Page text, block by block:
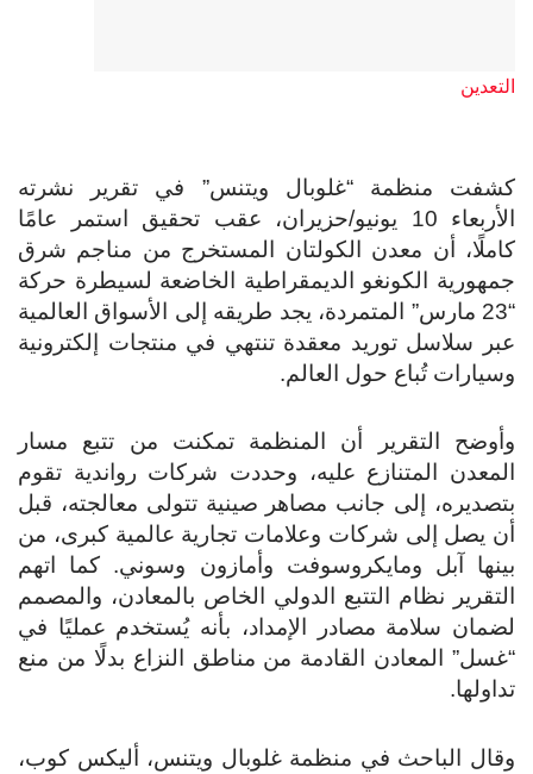
التعدين
كشفت منظمة “غلوبال ويتنس” في تقرير نشرته
الأربعاء 10 يونيو/حزيران، عقب تحقيق استمر عامًا
كاملًا، أن معدن الكولتان المستخرج من مناجم شرق
جمهورية الكونغو الديمقراطية الخاضعة لسيطرة حركة
“23 مارس” المتمردة، يجد طريقه إلى الأسواق العالمية
عبر سلاسل توريد معقدة تنتهي في منتجات إلكترونية
وسيارات تُباع حول العالم.
وأوضح التقرير أن المنظمة تمكنت من تتبع مسار
المعدن المتنازع عليه، وحددت شركات رواندية تقوم
بتصديره، إلى جانب مصاهر صينية تتولى معالجته، قبل
أن يصل إلى شركات وعلامات تجارية عالمية كبرى، من
بينها آبل ومايكروسوفت وأمازون وسوني. كما اتهم
التقرير نظام التتبع الدولي الخاص بالمعادن، والمصمم
لضمان سلامة مصادر الإمداد، بأنه يُستخدم عمليًا في
“غسل” المعادن القادمة من مناطق النزاع بدلًا من منع
تداولها.
وقال الباحث في منظمة غلوبال ويتنس، أليكس كوب،